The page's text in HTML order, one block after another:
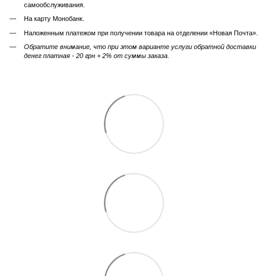
самообслуживания.
На карту Монобанк.
Наложенным платежом при получении товара на отделении «Новая Почта».
Обратите внимание, что при этом варианте услуги обратной доставки
денег платная - 20 грн + 2% от суммы заказа.